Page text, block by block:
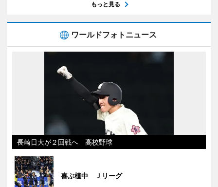
もっと見る
ワールドフォトニュース
長崎日大が２回戦へ 高校野球
喜ぶ植中 Ｊリーグ